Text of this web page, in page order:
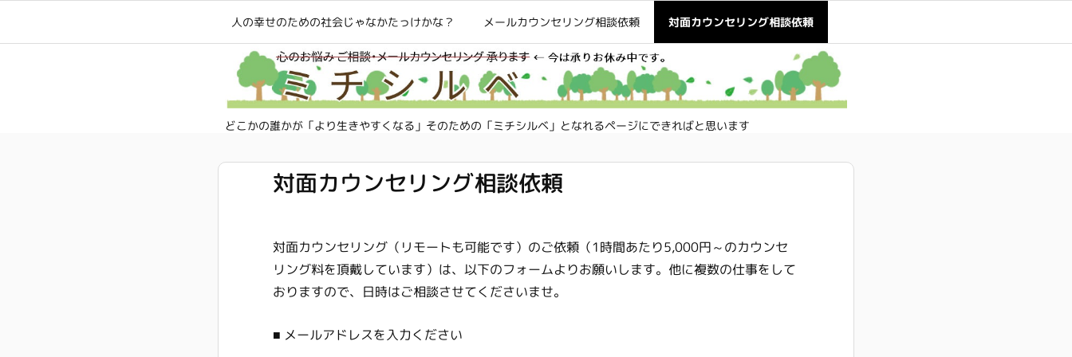
人の幸せのための社会じゃなかたっけかな？ メールカウンセリング相談依頼 対面カウンセリング相談依頼
どこかの誰かが「より生きやすくなる」そのための「ミチシルベ」となれるページにできればと思います
対面カウンセリング相談依頼
対面カウンセリング（リモートも可能です）のご依頼（1時間あたり5,000円～のカウンセ
リング料を頂戴しています）は、以下のフォームよりお願いします。他に複数の仕事をして
おりますので、日時はご相談させてくださいませ。
■ メールアドレスを入力ください